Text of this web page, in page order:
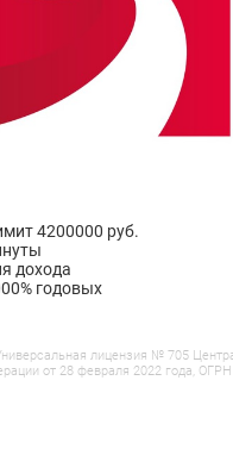
4200000 руб.
дохода
годовых
лицензия № 705
от 28 февраля 2022 года, ОГРН